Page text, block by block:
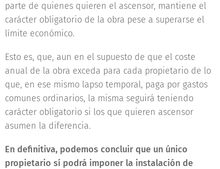
parte de quienes quieren el ascensor, mantiene el
carácter obligatorio de la obra pese a superarse el
límite económico.
Esto es, que, aun en el supuesto de que el coste
anual de la obra exceda para cada propietario de lo
que, en ese mismo lapso temporal, paga por gastos
comunes ordinarios, la misma seguirá teniendo
carácter obligatorio si los que quieren ascensor
asumen la diferencia.
En definitiva, podemos concluir que un único
propietario sí podrá imponer la instalación de